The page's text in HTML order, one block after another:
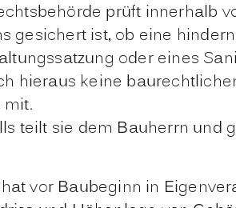
prüft innerhalb
gesichert ist, ob eine
oder eines
hieraus keine
mit.
teilt sie dem Bauherrn und
vor Baubeginn in